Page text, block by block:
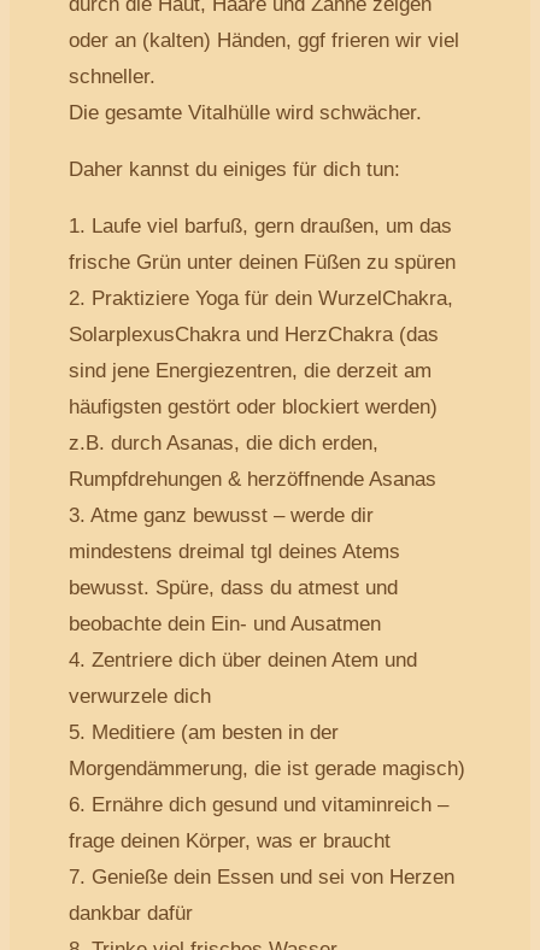
oder an (kalten) Händen, ggf frieren wir viel
schneller.
Die gesamte Vitalhülle wird schwächer.
Daher kannst du einiges für dich tun:
1. Laufe viel barfuß, gern draußen, um das
frische Grün unter deinen Füßen zu spüren
2. Praktiziere Yoga für dein WurzelChakra,
SolarplexusChakra und HerzChakra (das
sind jene Energiezentren, die derzeit am
häufigsten gestört oder blockiert werden)
z.B. durch Asanas, die dich erden,
Rumpfdrehungen & herzöffnende Asanas
3. Atme ganz bewusst – werde dir
mindestens dreimal tgl deines Atems
bewusst. Spüre, dass du atmest und
beobachte dein Ein- und Ausatmen
4. Zentriere dich über deinen Atem und
verwurzele dich
5. Meditiere (am besten in der
Morgendämmerung, die ist gerade magisch)
6. Ernähre dich gesund und vitaminreich –
frage deinen Körper, was er braucht
7. Genieße dein Essen und sei von Herzen
dankbar dafür